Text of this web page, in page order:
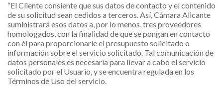
“El Cliente consiente que sus datos de contacto y el contenido
de su solicitud sean cedidos a terceros. Así, Cámara Alicante
suministrará esos datos a, por lo menos, tres proveedores
homologados, con la finalidad de que se pongan en contacto
con él para proporcionarle el presupuesto solicitado o
información sobre el servicio solicitado. Tal comunicación de
datos personales es necesaria para llevar a cabo el servicio
solicitado por el Usuario, y se encuentra regulada en los
Términos de Uso del servicio.